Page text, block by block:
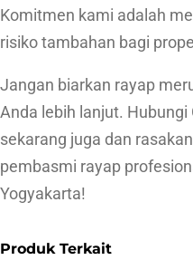
Komitmen kami adalah
risiko tambahan bagi
Jangan biarkan rayap
Anda lebih lanjut. Hubungi
sekarang juga dan
pembasmi rayap
Yogyakarta!
Produk Terkait